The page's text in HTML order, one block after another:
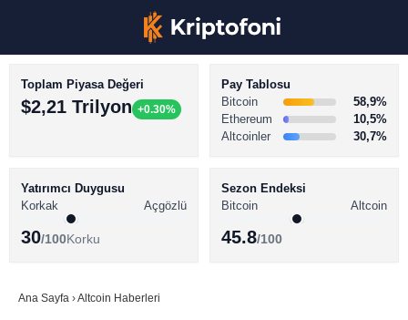
BİTCOİN HABERLERİ
ALTCOİN HABERLERİ
SÖZLÜK
Toplam Piyasa Değeri
$2,21 Trilyon +0.30%
Pay Tablosu
Bitcoin
58,9%
Ethereum
10,5%
Altcoinler
30,7%
Yatırımcı Duygusu
Korkak
Açgözlü
30/100Korku
Sezon Endeksi
Bitcoin
Altcoin
45.8/100
Ana Sayfa ›Altcoin Haberleri